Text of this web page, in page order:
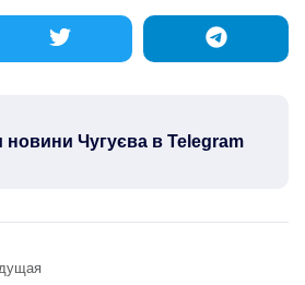
новини Чугуєва в Telegram